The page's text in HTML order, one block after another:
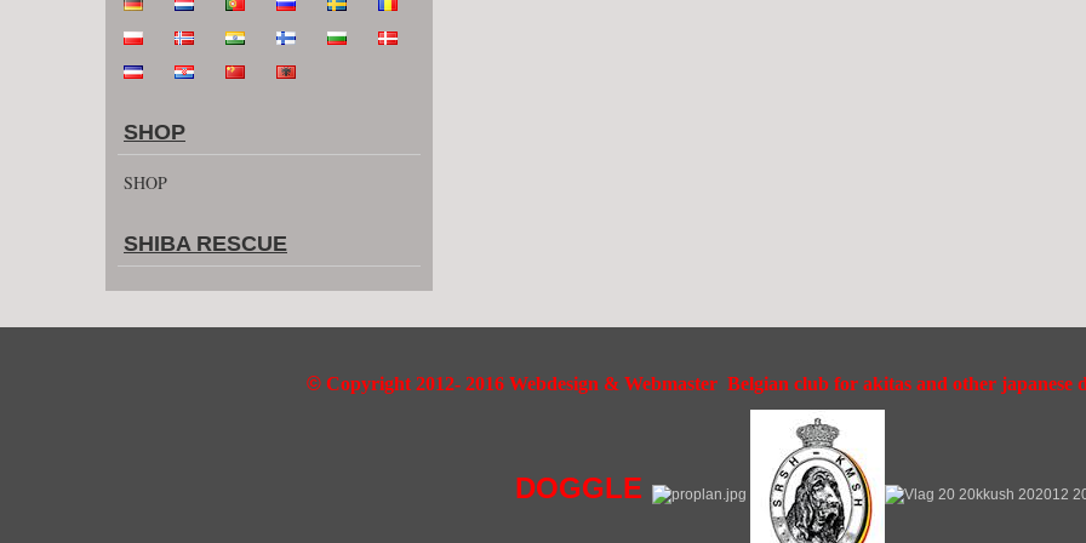
SHOP
SHOP
SHIBA RESCUE
© Copyright 2012- 2016 Webdesign & Webmaster Belgian club for akitas and other japanese
DOGGLE